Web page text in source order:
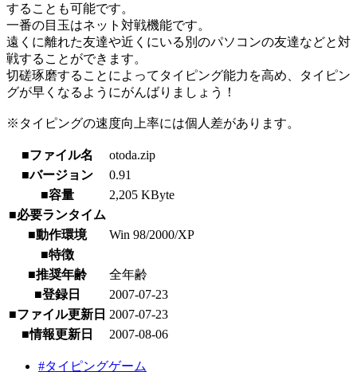
することも可能です。
一番の目玉はネット対戦機能です。
遠くに離れた友達や近くにいる別のパソコンの友達などと対
戦することができます。
切磋琢磨することによってタイピング能力を高め、タイピン
グが早くなるようにがんばりましょう！
※タイピングの速度向上率には個人差があります。
■ファイル名
otoda.zip
■バージョン
0.91
■容量
2,205 KByte
■必要ランタイム
■動作環境
Win 98/2000/XP
■特徴
■推奨年齢
全年齢
■登録日
2007-07-23
■ファイル更新日 2007-07-23
■情報更新日
2007-08-06
#タイピングゲーム